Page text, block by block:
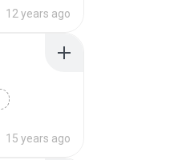
12 years ago
15 years ago